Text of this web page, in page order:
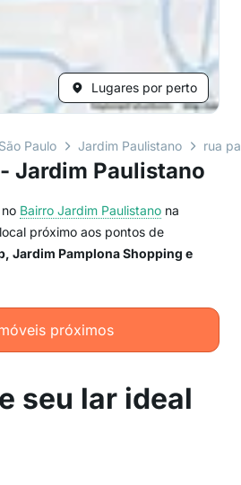
Lugares por perto
São Paulo Jardim Paulistano rua
Jardim Paulistano
Bairro Jardim Paulistano na
próximo aos pontos de
Jardim Pamplona Shopping e
próximos
seu lar ideal